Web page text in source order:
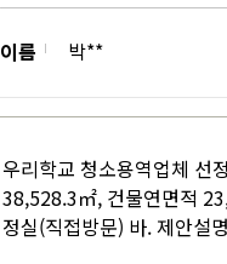
이름 박**
우리학교 청소용역업체 선
38,528.3㎡, 건물연면적
정실(직접방문) 바. 제안설